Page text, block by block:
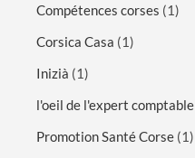
Compétences corses (1)
Corsica Casa (1)
Inizià (1)
l'oeil de l'expert comptable
Promotion Santé Corse (1)